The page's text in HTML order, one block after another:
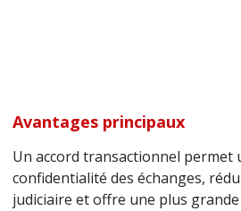
Avantages principaux
Un accord transactionnel
confidentialité des échanges,
judiciaire et offre une plus